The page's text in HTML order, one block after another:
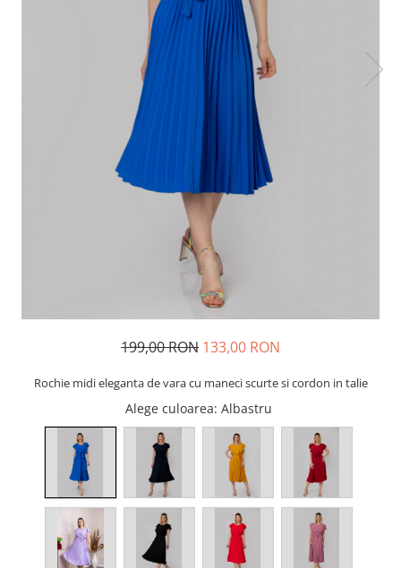
199,00 RON 133,00 RON
Rochie midi eleganta de vara cu maneci scurte si cordon in talie
Alege culoarea: Albastru